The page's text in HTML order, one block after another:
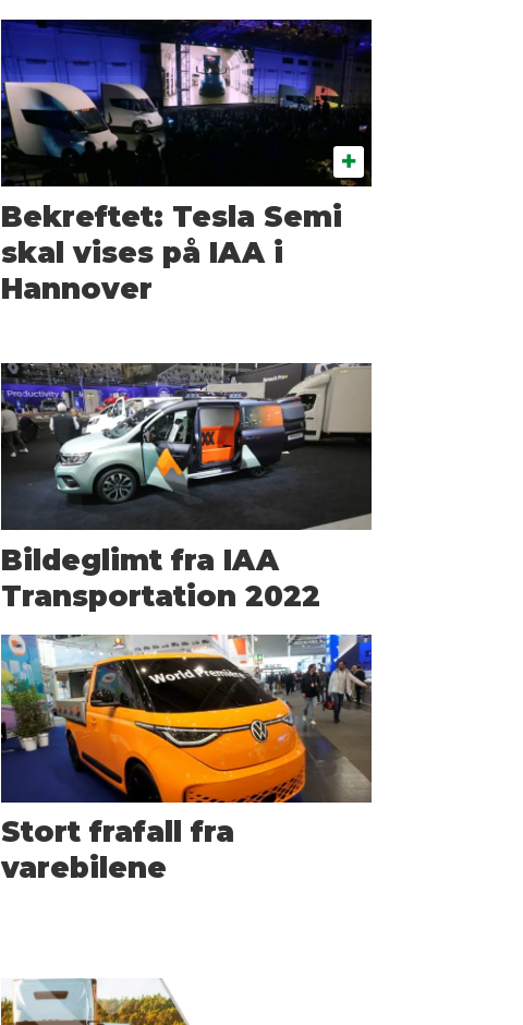
Bekreftet: Tesla Semi
skal vises på IAA i
Hannover
Bildeglimt fra IAA
Transportation 2022
Stort frafall fra
varebilene